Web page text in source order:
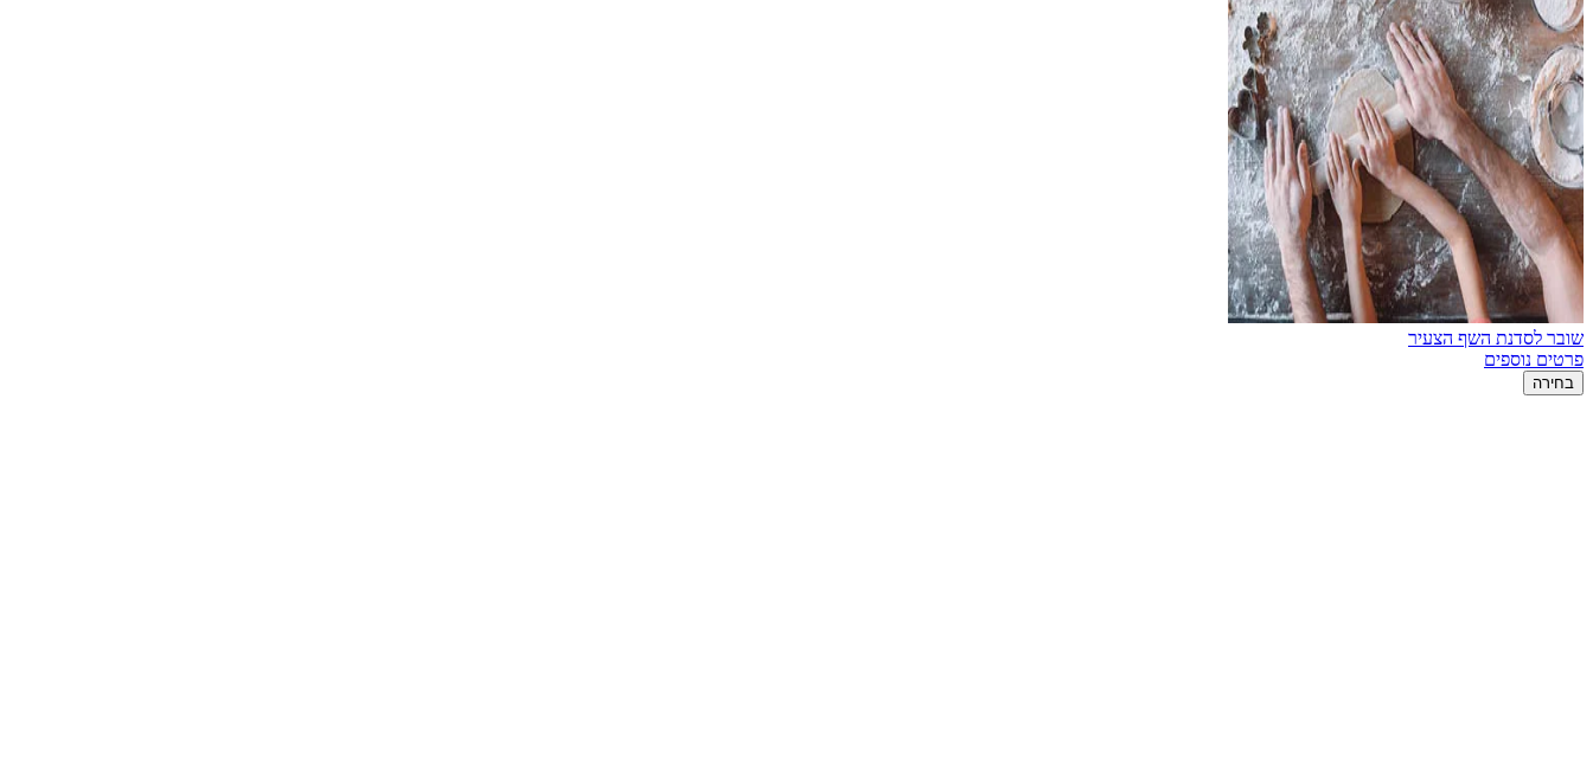
שובר לסדנת השף הצעיר
פרטים נוספים
בחירה